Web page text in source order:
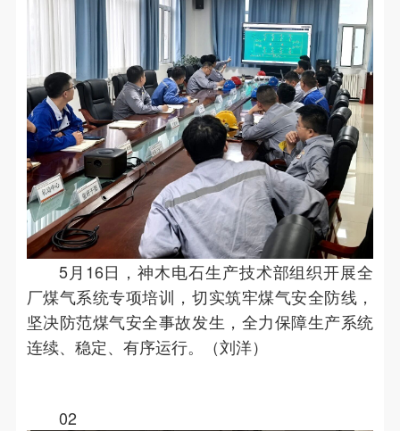
5月16日，神木电石生产技术部组织开展全
厂煤气系统专项培训，切实筑牢煤气安全防线，
坚决防范煤气安全事故发生，全力保障生产系统
连续、稳定、有序运行。（刘洋）
02